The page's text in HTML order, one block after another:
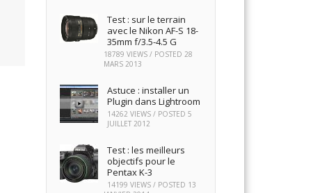
Test : sur le terrain
avec le Nikon AF-S 18-
35mm f/3.5-4.5 G
18789 VIEWS / POSTED28
MARS 2013
Astuce : installer un
Plugin dans Lightroom
14262 VIEWS / POSTED5
JUILLET 2012
Test : les meilleurs
objectifs pour le
Pentax K-3
14199 VIEWS / POSTED 13